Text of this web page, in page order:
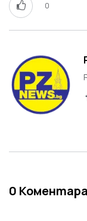
0
0 Коментара